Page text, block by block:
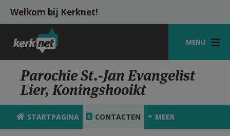
Overslaan en naar de inhoud gaan
Welkom bij Kerknet!
MENU
STARTPAGINA
KERK
VIERINGEN
Parochie St.-Jan Evangelist
Lier, Koningshooikt
STARTPAGINA CONTACTEN MEER